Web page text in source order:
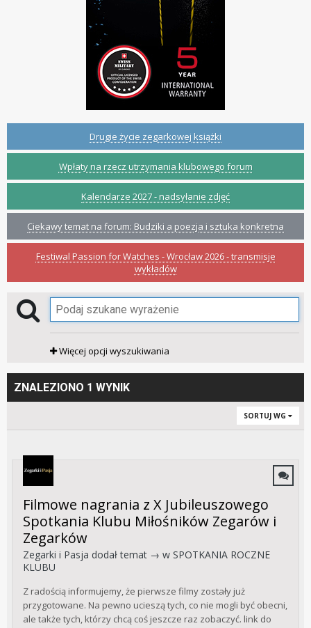
Drugie życie zegarkowej książki
Wpłaty na rzecz utrzymania klubowego forum
Kalendarze 2027 - nadsyłanie zdjęć
Ciekawy temat na forum: Budziki a poezja i sztuka konkretna
Festiwal Passion for Watches - Wrocław 2026 - transmisje
wykładów
Więcej opcji wyszukiwania
ZNALEZIONO 1 WYNIK
SORTUJ WG
Filmowe nagrania z X Jubileuszowego
Spotkania Klubu Miłośników Zegarów i
Zegarków
Zegarki i Pasja dodał temat → w SPOTKANIA ROCZNE
KLUBU
Z radością informujemy, że pierwsze filmy zostały już
przygotowane. Na pewno ucieszą tych, co nie mogli być obecni,
ale także tych, którzy chcą coś jeszcze raz zobaczyć. link do